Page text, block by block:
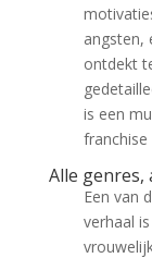
angsten,
ontdekt
is een
franchise
Alle genres,
Een van
verhaal